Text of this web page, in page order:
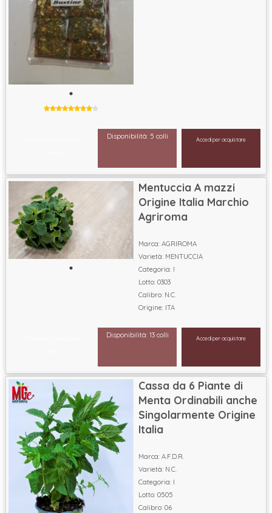
Disponibilità: 5 colli Accedi per acquistare
Mentuccia A mazzi
Origine Italia Marchio
Agriroma
Marca: AGRIROMA
Varietà: MENTUCCIA
Categoria: I
Lotto: 0303
Calibro: N.C.
Origine: ITA
Disponibilità: 13 colli Accedi per acquistare
Cassa da 6 Piante di
Menta Ordinabili anche
Singolarmente Origine
Italia
Marca: A.F.D.R.
Varietà: N.C.
Categoria: I
Lotto: 0505
Calibro: 06